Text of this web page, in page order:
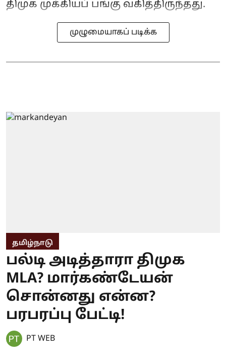
திமுக முக்கியப் பங்கு வகித்திருந்தது.
முழுமையாகப் படிக்க
தமிழ்நாடு
பல்டி அடித்தாரா திமுக
MLA? மார்கண்டேயன்
சொன்னது என்ன?
பரபரப்பு பேட்டி!
PT WEB